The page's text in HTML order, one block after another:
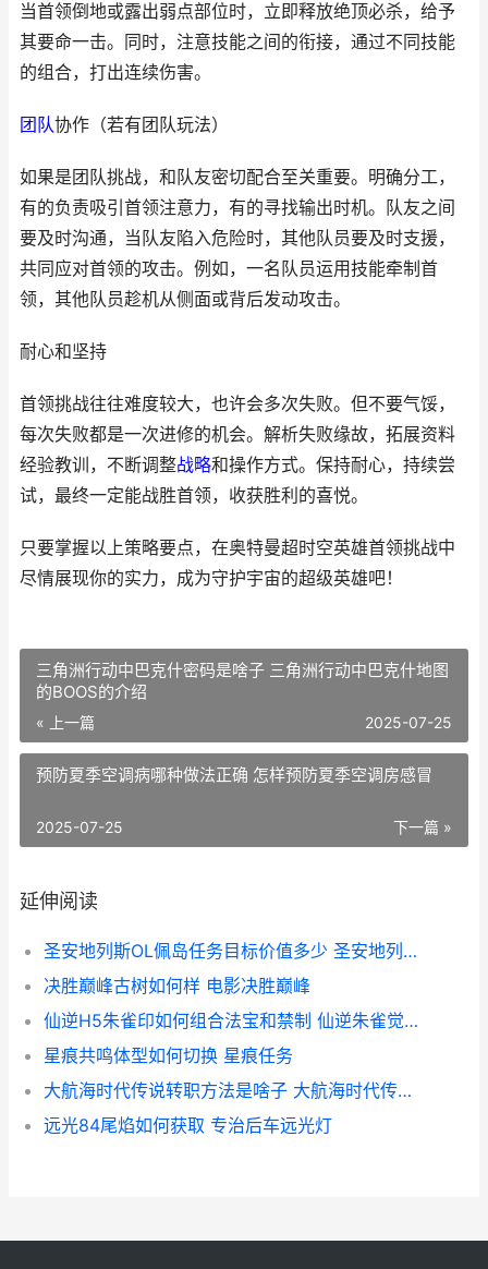
当首领倒地或露出弱点部位时，立即释放绝顶必杀，给予
其要命一击。同时，注意技能之间的衔接，通过不同技能
的组合，打出连续伤害。
团队协作（若有团队玩法）
如果是团队挑战，和队友密切配合至关重要。明确分工，
有的负责吸引首领注意力，有的寻找输出时机。队友之间
要及时沟通，当队友陷入危险时，其他队员要及时支援，
共同应对首领的攻击。例如，一名队员运用技能牵制首
领，其他队员趁机从侧面或背后发动攻击。
耐心和坚持
首领挑战往往难度较大，也许会多次失败。但不要气馁，
每次失败都是一次进修的机会。解析失败缘故，拓展资料
经验教训，不断调整战略和操作方式。保持耐心，持续尝
试，最终一定能战胜首领，收获胜利的喜悦。
只要掌握以上策略要点，在奥特曼超时空英雄首领挑战中
尽情展现你的实力，成为守护宇宙的超级英雄吧！
三角洲行动中巴克什密码是啥子 三角洲行动中巴克什地图
的BOOS的介绍
« 上一篇 2025-07-25
预防夏季空调病哪种做法正确 怎样预防夏季空调房感冒
下一篇 »
2025-07-25
延伸阅读
圣安地列斯OL佩岛任务目标价值多少 圣安地列斯lvpd
决胜巅峰古树如何样 电影决胜巅峰
仙逆H5朱雀印如何组合法宝和禁制 仙逆朱雀觉醒几次
星痕共鸣体型如何切换 星痕任务
大航海时代传说转职方法是啥子 大航海时代传说地图
远光84尾焰如何获取 专治后车远光灯